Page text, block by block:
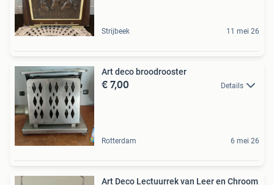
Strijbeek 11 mei 26
Art deco broodrooster
€ 7,00 Details
Rotterdam 6 mei 26
Art Deco Lectuurrek van Leer en Chroom